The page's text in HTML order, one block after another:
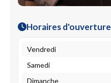
Horaires d'ouverture
Vendredi
Samedi
Dimanche